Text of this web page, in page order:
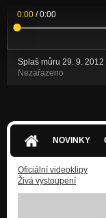
0:00 /0:00
Splaš můru 29. 9.
Nezařazeno
NOVINKY
Oficiální videoklipy
Živá vystoupení